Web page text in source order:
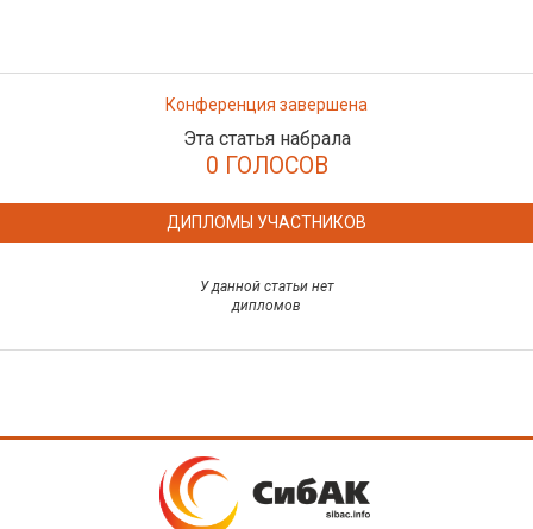
Конференция завершена
Эта статья набрала
0 ГОЛОСОВ
ДИПЛОМЫ УЧАСТНИКОВ
У данной статьи нет
дипломов